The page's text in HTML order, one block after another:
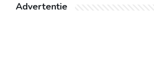
Advertentie